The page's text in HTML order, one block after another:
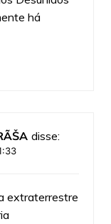
há
disse:
extraterrestre